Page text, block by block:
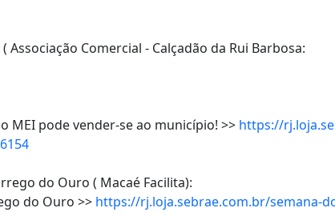
Associação Comercial - Calçadão da Rui Barbosa:
MEI pode vender-se ao município! >> https://
do Ouro ( Macaé Facilita):
do Ouro >> https://rj.loja.sebrae.com.br/semana-